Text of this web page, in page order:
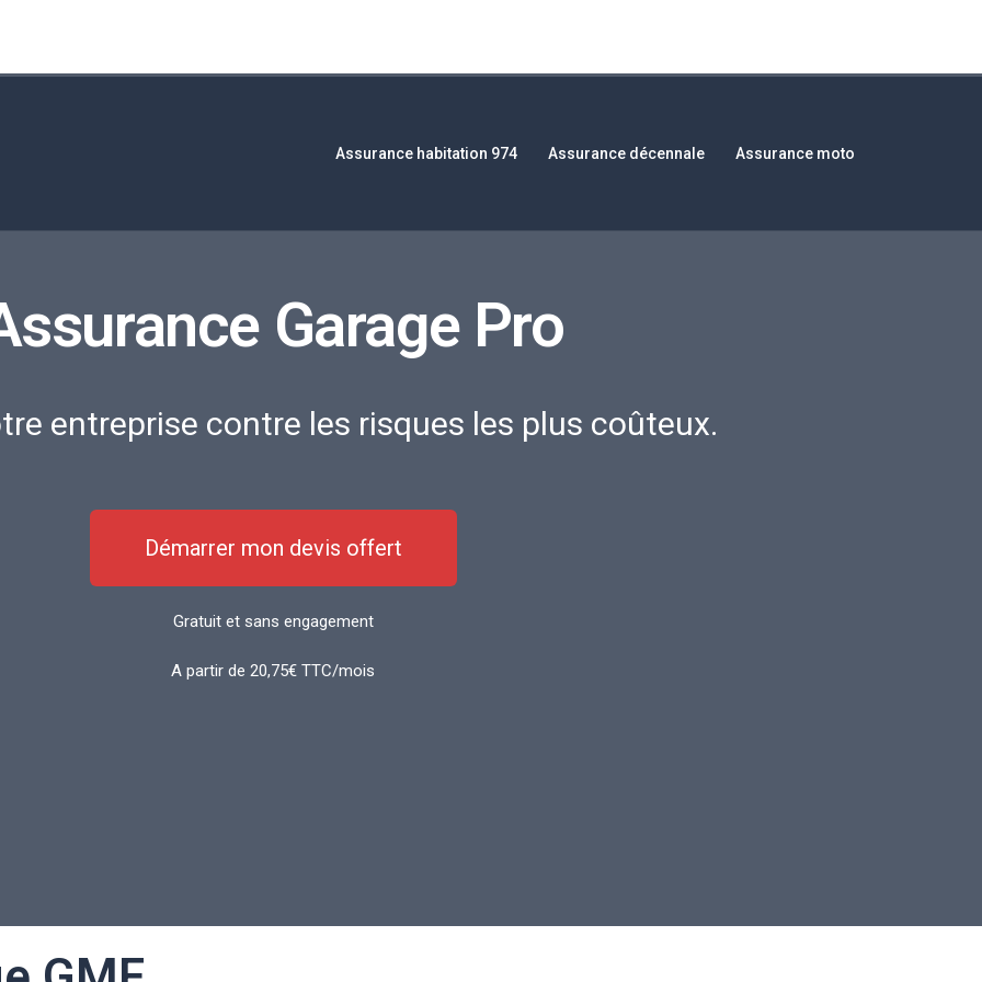
Assurance habitation 974 Assurance décennale Assurance moto
Garage Pro
entreprise contre les risques les plus coûteux.
Démarrer mon devis offert
Gratuit et sans engagement
A partir de 20,75€ TTC/mois